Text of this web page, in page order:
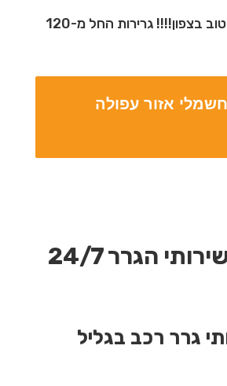
מחיר הכי טוב בצפון!!!! גרירות החל מ-120
אזור עפולה
הגרר 24/7
גרר רכב בגליל